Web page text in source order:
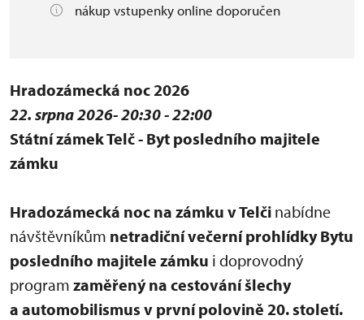
nákup vstupenky online doporučen
Hradozámecká noc 2026
22. srpna 2026- 20:30 - 22:00
Státní zámek Telč - Byt posledního majitele
zámku
Hradozámecká noc na zámku v Telči nabídne
návštěvníkům netradiční večerní prohlídky Bytu
posledního majitele zámku i doprovodný
program zaměřený na cestování šlechy
a automobilismus v první polovině 20. století.